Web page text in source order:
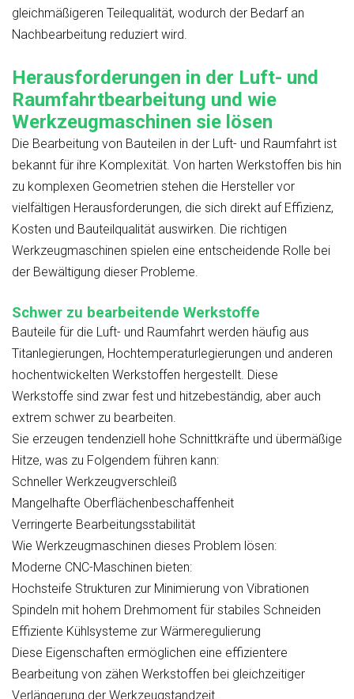
gleichmäßigeren Teilequalität, wodurch der Bedarf an
Nachbearbeitung reduziert wird.
Herausforderungen in der Luft- und
Raumfahrtbearbeitung und wie
Werkzeugmaschinen sie lösen
Die Bearbeitung von Bauteilen in der Luft- und Raumfahrt ist
bekannt für ihre Komplexität. Von harten Werkstoffen bis hin
zu komplexen Geometrien stehen die Hersteller vor
vielfältigen Herausforderungen, die sich direkt auf Effizienz,
Kosten und Bauteilqualität auswirken. Die richtigen
Werkzeugmaschinen spielen eine entscheidende Rolle bei
der Bewältigung dieser Probleme.
Schwer zu bearbeitende Werkstoffe
Bauteile für die Luft- und Raumfahrt werden häufig aus
Titanlegierungen, Hochtemperaturlegierungen und anderen
hochentwickelten Werkstoffen hergestellt. Diese
Werkstoffe sind zwar fest und hitzebeständig, aber auch
extrem schwer zu bearbeiten.
Sie erzeugen tendenziell hohe Schnittkräfte und übermäßige
Hitze, was zu Folgendem führen kann:
Schneller Werkzeugverschleiß
Mangelhafte Oberflächenbeschaffenheit
Verringerte Bearbeitungsstabilität
Wie Werkzeugmaschinen dieses Problem lösen:
Moderne CNC-Maschinen bieten:
Hochsteife Strukturen zur Minimierung von Vibrationen
Spindeln mit hohem Drehmoment für stabiles Schneiden
Effiziente Kühlsysteme zur Wärmeregulierung
Diese Eigenschaften ermöglichen eine effizientere
Bearbeitung von zähen Werkstoffen bei gleichzeitiger
Verlängerung der Werkzeugstandzeit.